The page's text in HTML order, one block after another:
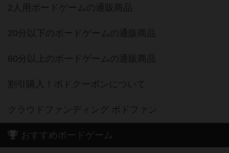
2人用ボードゲームの通販商品
20分以下のボードゲームの通販商品
60分以上のボードゲームの通販商品
割引購入！ボドクーポンについて
クラウドファンディング ボドファン
おすすめボードゲーム